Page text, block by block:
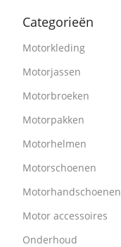
Categorieën
Motorkleding
Motorjassen
Motorbroeken
Motorpakken
Motorhelmen
Motorschoenen
Motorhandschoenen
Motor accessoires
Onderhoud